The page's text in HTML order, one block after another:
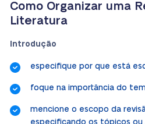
Como Organizar uma
Literatura
Introdução
especifique por que está
foque na importância do
mencione o escopo da